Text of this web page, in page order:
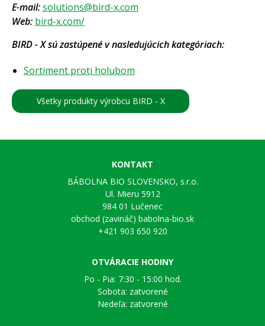
E-mail:solutions@bird-x.com
Web: bird-x.com/
BIRD - X sú zastúpené v nasledujúcich kategóriach:
Sortiment proti holubom
Všetky produkty výrobcu BIRD - X
KONTAKT
BÁBOLNA BIO SLOVENSKO, s.r.o.
Ul. Mieru 5912
984 01 Lučenec
obchod (zavináč) babolna-bio.sk
+421 903 650 920
OTVÁRACIE HODINY
Po - Pia: 7:30 - 15:00 hod.
Sobota: zatvorené
Nedeľa: zatvorené